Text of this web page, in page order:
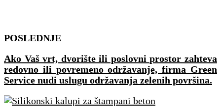
Skip
content
POSLEDNJE
Ako Vaš vrt, dvorište ili poslovni prostor zahteva
redovno ili povremeno održavanje, firma Green
Service nudi uslugu održavanja zelenih površina.